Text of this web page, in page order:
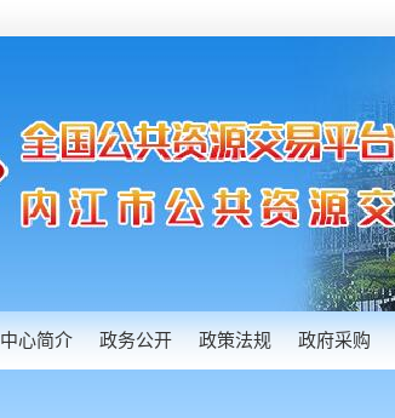
中心简介 政务公开 政策法规 政府采购